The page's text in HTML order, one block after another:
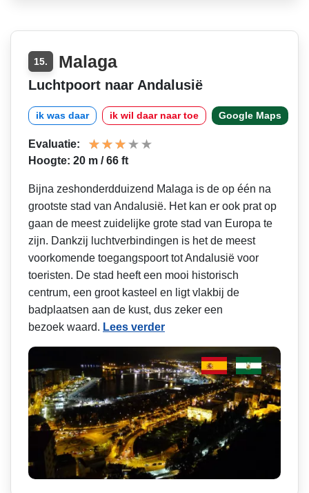
15. Malaga
Luchtpoort naar Andalusië
ik was daar ik wil daar naar toe Google Maps
Evaluatie:
Hoogte: 20 m / 66 ft
Bijna zeshonderdduizend Malaga is de op één na
grootste stad van Andalusië. Het kan er ook prat op
gaan de meest zuidelijke grote stad van Europa te
zijn. Dankzij luchtverbindingen is het de meest
voorkomende toegangspoort tot Andalusië voor
toeristen. De stad heeft een mooi historisch
centrum, een groot kasteel en ligt vlakbij de
badplaatsen aan de kust, dus zeker een
bezoek waard. Lees verder